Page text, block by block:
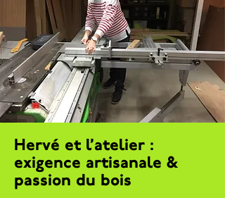
Hervé et l’atelier :
exigence artisanale &
passion du bois